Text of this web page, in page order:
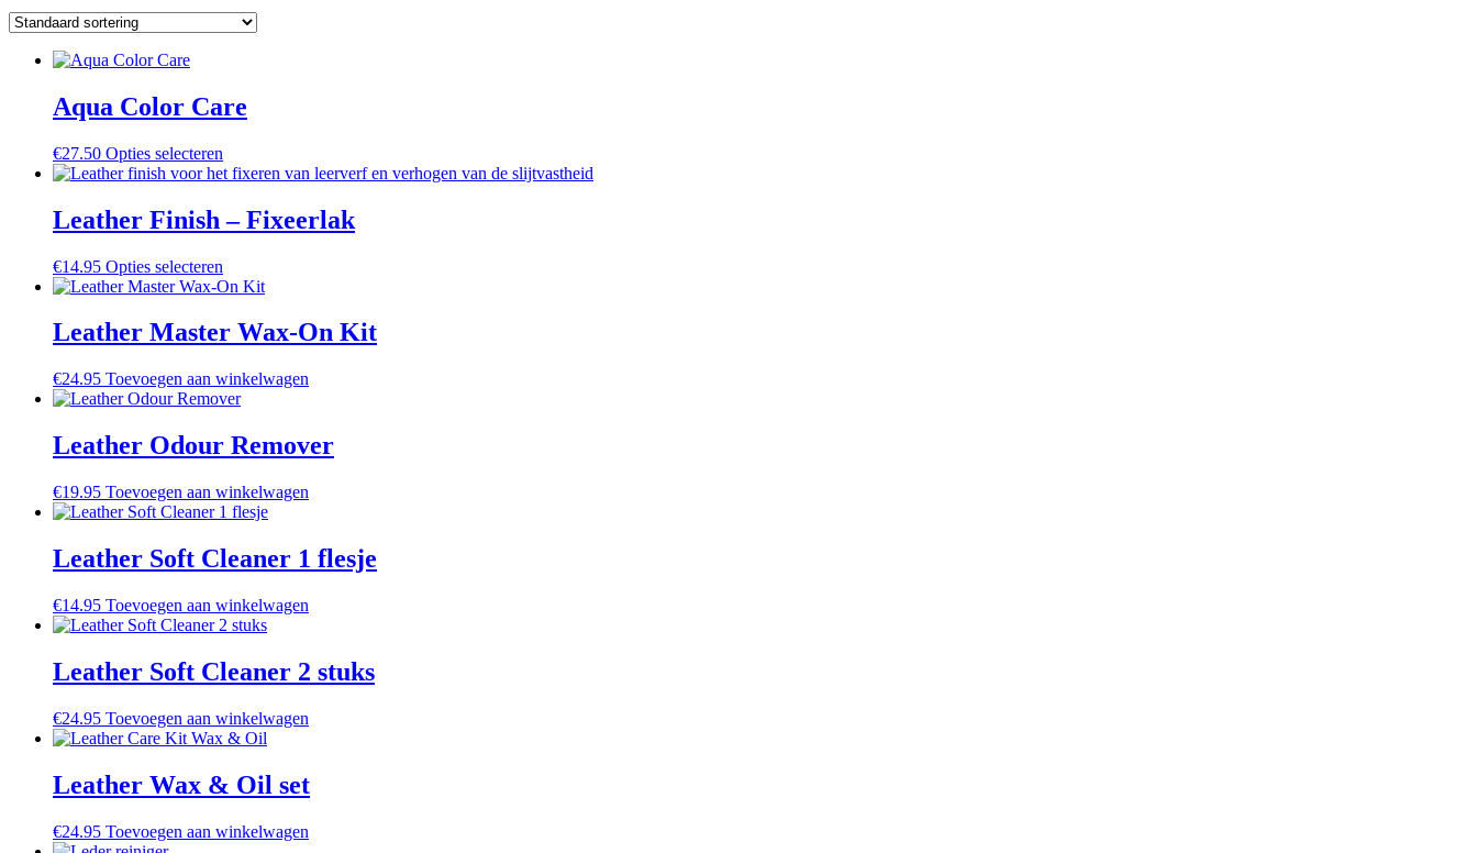
Aqua Color Care
€27.50 Opties selecteren
product
meerdere
variaties.
optie
kan
worden
op
de
productpagina
Leather Finish – Fixeerlak
€14.95 Opties selecteren
product
meerdere
variaties.
optie
kan
worden
op
de
productpagina
Leather Master Wax-On Kit
€24.95 Toevoegen aan winkelwagen
Leather Odour Remover
€19.95 Toevoegen aan winkelwagen
Leather Soft Cleaner 1 flesje
€14.95 Toevoegen aan winkelwagen
Leather Soft Cleaner 2 stuks
€24.95 Toevoegen aan winkelwagen
Leather Wax & Oil set
€24.95 Toevoegen aan winkelwagen